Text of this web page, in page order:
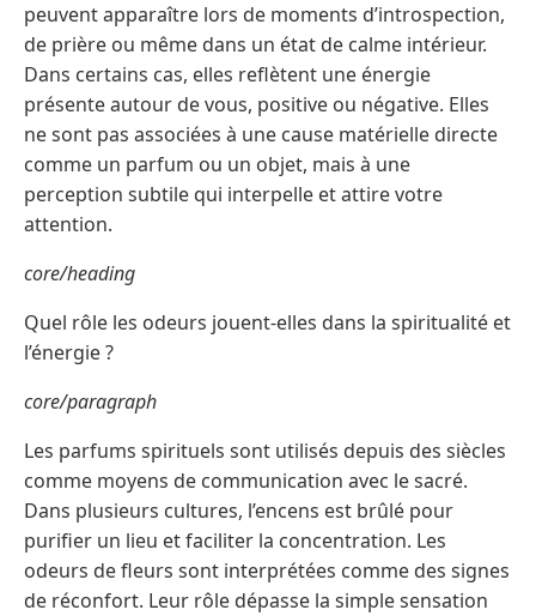
peuvent apparaître lors de moments d’introspection,
de prière ou même dans un état de calme intérieur.
Dans certains cas, elles reflètent une énergie
présente autour de vous, positive ou négative. Elles
ne sont pas associées à une cause matérielle directe
comme un parfum ou un objet, mais à une
perception subtile qui interpelle et attire votre
attention.
core/heading
Quel rôle les odeurs jouent-elles dans la spiritualité et
l’énergie ?
core/paragraph
Les parfums spirituels sont utilisés depuis des siècles
comme moyens de communication avec le sacré.
Dans plusieurs cultures, l’encens est brûlé pour
purifier un lieu et faciliter la concentration. Les
odeurs de fleurs sont interprétées comme des signes
de réconfort. Leur rôle dépasse la simple sensation